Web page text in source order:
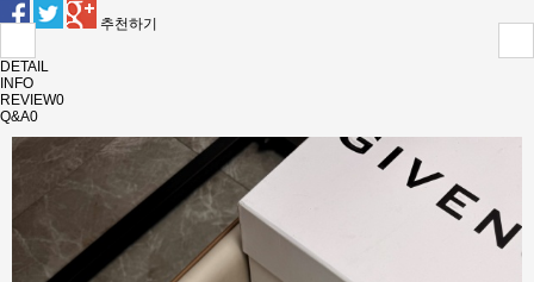
추천하기
DETAIL
INFO
REVIEW0
Q&A0